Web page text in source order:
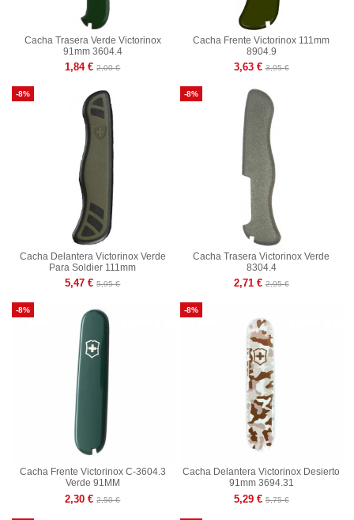
Cacha Trasera Verde Victorinox
91mm 3604.4
1,84 € 2,00 €
Cacha Frente Victorinox 111mm
8904.9
3,63 € 3,95 €
-8%
Cacha Delantera Victorinox Verde
Para Soldier 111mm
5,47 € 5,95 €
-8%
Cacha Trasera Victorinox Verde
8304.4
2,71 € 2,95 €
-8%
Cacha Frente Victorinox C-3604.3
Verde 91MM
2,30 € 2,50 €
-8%
Cacha Delantera Victorinox Desierto
91mm 3694.31
5,29 € 5,75 €